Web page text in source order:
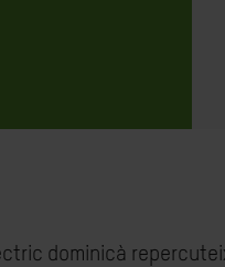
dominicà